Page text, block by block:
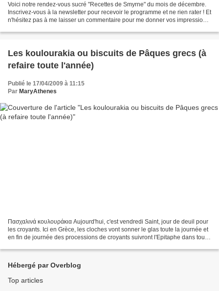
Voici notre rendez-vous sucré "Recettes de Smyrne" du mois de décembre.
Inscrivez-vous à la newsletter pour recevoir le programme et ne rien rater ! Et
n'hésitez pas à me laisser un commentaire pour me donner vos impressions
Les koulourakia ou biscuits de Pâques grecs (à
refaire toute l'année)
Publié le 17/04/2009 à 11:15
Par MaryAthenes
Πασχαλινά κουλουράκια Aujourd'hui, c'est vendredi Saint, jour de deuil pour
les croyants. Ici en Grèce, les cloches vont sonner le glas toute la journée et
en fin de journée des processions de croyants suivront l'Epitaphe dans tout
Hébergé par Overblog
Top articles